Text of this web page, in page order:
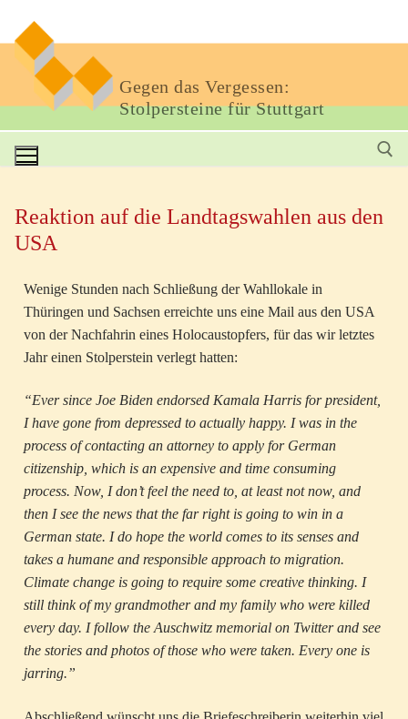
Gegen das Vergessen:
Stolpersteine für Stuttgart
Reaktion auf die Landtagswahlen aus den
USA
Wenige Stunden nach Schließung der Wahllokale in
Thüringen und Sachsen erreichte uns eine Mail aus den USA
von der Nachfahrin eines Holocaustopfers, für das wir letztes
Jahr einen Stolperstein verlegt hatten:
“Ever since Joe Biden endorsed Kamala Harris for president,
I have gone from depressed to actually happy. I was in the
process of contacting an attorney to apply for German
citizenship, which is an expensive and time consuming
process. Now, I don’t feel the need to, at least not now, and
then I see the news that the far right is going to win in a
German state. I do hope the world comes to its senses and
takes a humane and responsible approach to migration.
Climate change is going to require some creative thinking. I
still think of my grandmother and my family who were killed
every day. I follow the Auschwitz memorial on Twitter and see
the stories and photos of those who were taken. Every one is
jarring.”